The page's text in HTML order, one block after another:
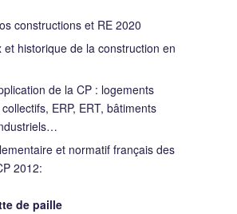
constructions et RE 2020
et historique de la construction en
de la CP : logements
ERP, ERT, bâtiments
et normatif français des
2012:
de paille